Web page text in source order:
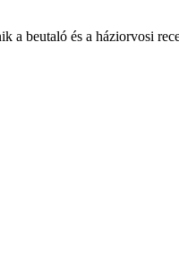
beutaló és a háziorvosi